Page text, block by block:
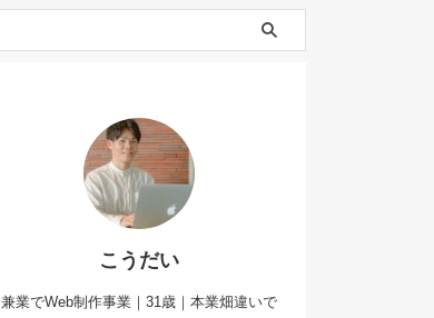
こうだい
兼業でWeb制作事業｜31歳｜本業畑違いで